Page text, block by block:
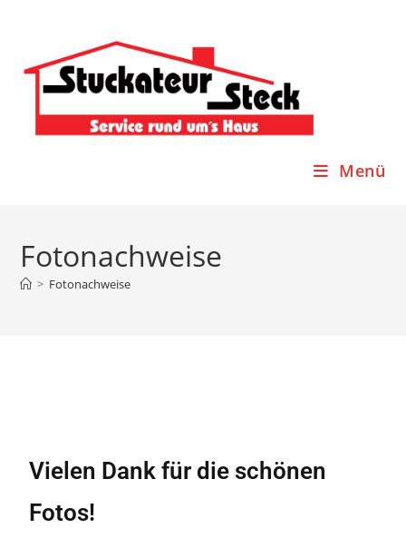
Menü
Fotonachweise
> Fotonachweise
Vielen Dank für die schönen
Fotos!